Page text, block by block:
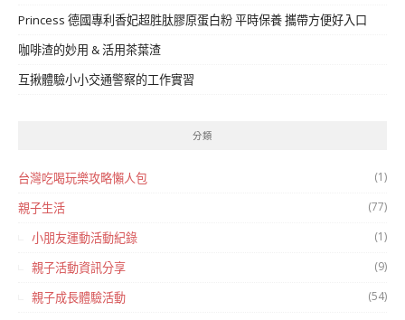
Princess 德國專利香妃超胜肽膠原蛋白粉 平時保養 攜帶方便好入口
咖啡渣的妙用 & 活用茶葉渣
互揪體驗小小交通警察的工作實習
分類
台灣吃喝玩樂攻略懶人包 (1)
親子生活 (77)
小朋友運動活動紀錄 (1)
親子活動資訊分享 (9)
親子成長體驗活動 (54)